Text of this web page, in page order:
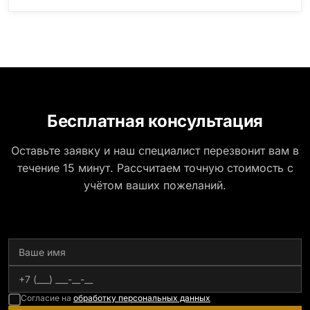
Бесплатная консультация
Оставьте заявку и наш специалист перезвонит вам в
течение 15 минут. Рассчитаем точную стоимость с
учётом ваших пожеланий.
Согласие на обработку персональных данных